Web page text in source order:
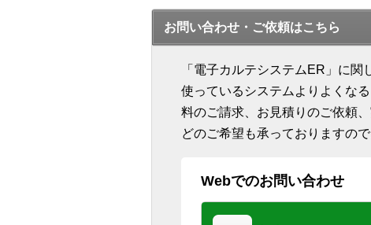
お問い合わせ・ご依頼はこちら
「電子カルテシステムER」に
使っているシステムよりよくな
料のご請求、お見積りのご依頼
どのご希望も承っておりますの
Webでのお問い合わせ